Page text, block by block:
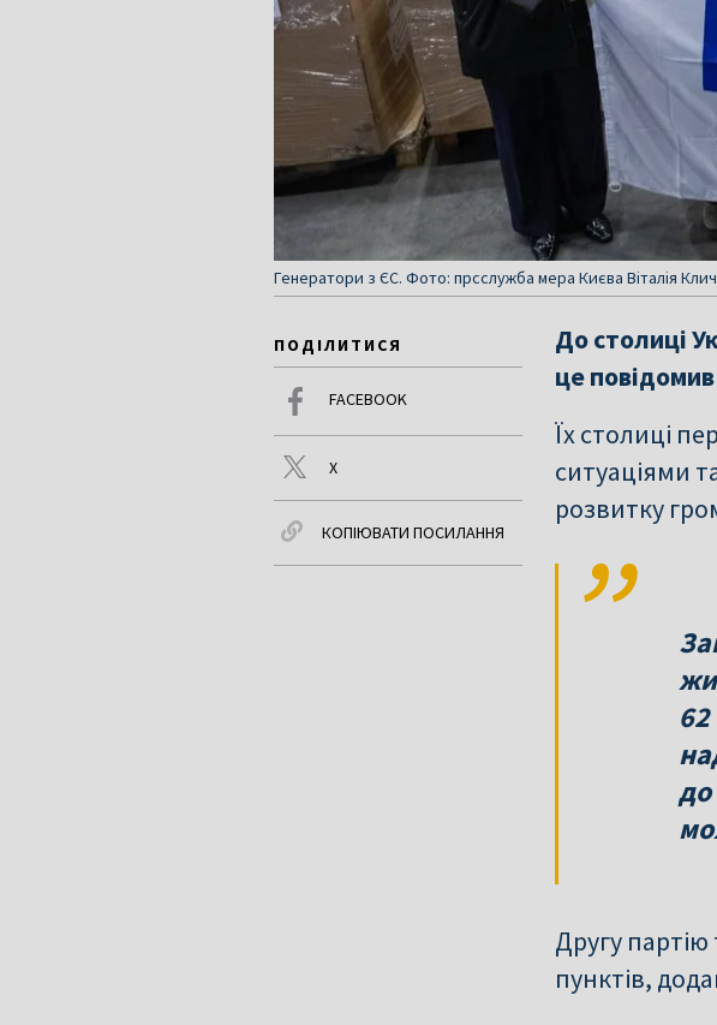
Генератори з ЄС. Фото: прсслужба мера Києва Віталія
ПОДІЛИТИСЯ
FACEBOOK
X
КОПІЮВАТИ ПОСИЛАННЯ
До столиці
це
Їх столиці
ситуаціями
розвитку
до
Другу
пунктів,